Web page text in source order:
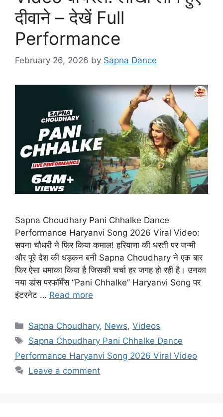
दीवाने – देखें Full
Performance
February 26, 2026 by Sapna Dance
Sapna Choudhary Pani Chhalke Dance
Performance Haryanvi Song 2026 Viral Video:
सपना चौधरी ने फिर किया कमाल! हरियाणा की धरती पर जन्मी
और पूरे देश की धड़कन बनी Sapna Choudhary ने एक बार
फिर ऐसा धमाका किया है जिसकी चर्चा हर जगह हो रही है। उनका
नया डांस परफॉर्मेंस “Pani Chhalke” Haryanvi Song पर
इंटरनेट … Read more
Categories
Sapna Choudhary, News,Videos
Tags
Sapna Choudhary Pani Chhalke Dance
Performance Haryanvi Song 2026 Viral Video
Leave a comment